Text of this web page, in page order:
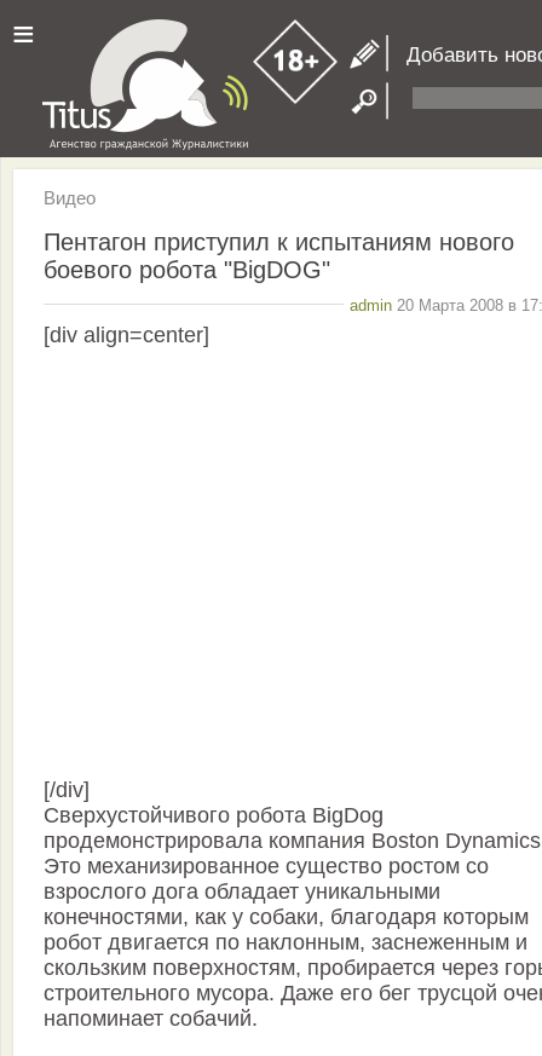
≡ Добавить
Видео
Пентагон приступил к испытаниям нового
боевого робота "BigDOG"
admin 20 Марта 2008 в
[div align=center]
[/div]
Сверхустойчивого робота BigDog
продемонстрировала компания Boston
Это механизированное существо ростом со
взрослого дога обладает уникальными
конечностями, как у собаки, благодаря которым
робот двигается по наклонным, заснеженным и
скользким поверхностям, пробирается через
строительного мусора. Даже его бег трусцой
напоминает собачий.